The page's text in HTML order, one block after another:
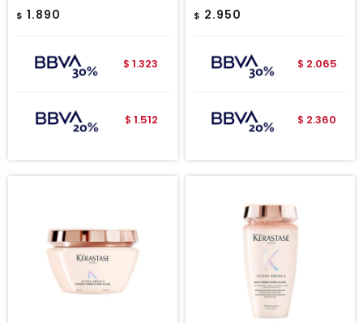
$ 1.890
$ 1.323
$ 1.512
$ 2.950
$ 2.065
$ 2.360